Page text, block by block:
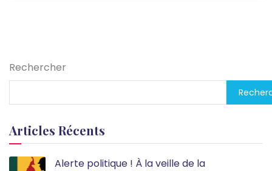
Rechercher
Articles Récents
Alerte politique ! À la veille de la